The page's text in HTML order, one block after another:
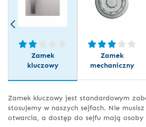
Zamek
kluczowy
Zamek
mechaniczny
Zamek kluczowy jest standardowym
stosujemy w naszych sejfach. Nie
otwarcia, a dostęp do sejfu mają osoby